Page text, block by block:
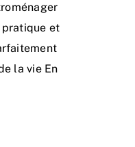
pratique et
la vie En